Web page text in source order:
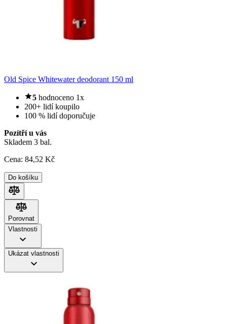
Old Spice Whitewater deodorant 150 ml
5 hodnoceno 1x
200+ lidí koupilo
100 % lidí doporučuje
Pozítří u vás
Skladem 3 bal.
Cena: 84,52 Kč
Do košíku
Porovnat
Porovnat
Vlastnosti
Ukázat vlastnosti